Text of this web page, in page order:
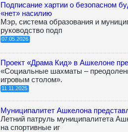
Подписание хартии о безопасном
«нет» насилию
Мэр, система образования и
руководство подп
07.05.2026
Проект «Драма Кид» в Ашкелоне
«Социальные шахматы –
игровым столом».
11.11.2025
Муниципалитет Ашкелона
Летний патруль муниципалитета
на спортивные иг